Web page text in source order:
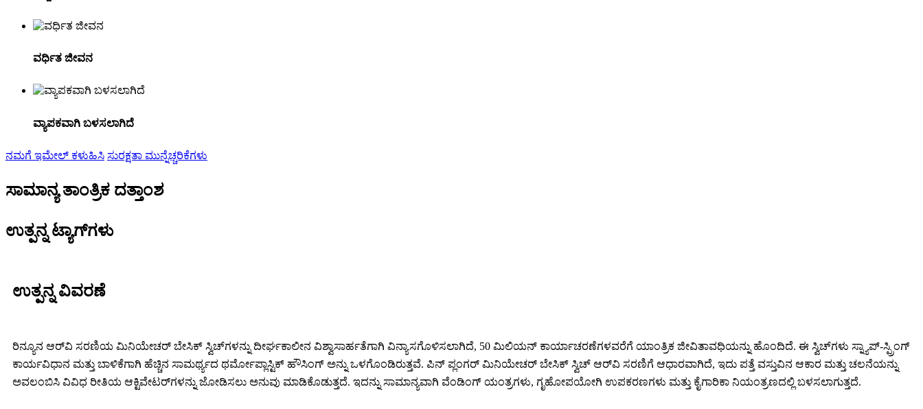
ವರ್ಧಿತ ಜೀವನ
ವ್ಯಾಪಕವಾಗಿ ಬಳಸಲಾಗಿದೆ
ನಮಗೆ ಇಮೇಲ್ ಕಳುಹಿಸಿ ಸುರಕ್ಷತಾ ಮುನ್ನೆಚ್ಚರಿಕೆಗಳು
ಸಾಮಾನ್ಯ ತಾಂತ್ರಿಕ ದತ್ತಾಂಶ
ಉತ್ಪನ್ನ ಟ್ಯಾಗ್‌ಗಳು
ಉತ್ಪನ್ನ ವಿವರಣೆ
ರಿನ್ಯೂನ ಆರ್‌ವಿ ಸರಣಿಯ ಮಿನಿಯೇಚರ್ ಬೇಸಿಕ್ ಸ್ವಿಚ್‌ಗಳನ್ನು ದೀರ್ಘಕಾಲೀನ ವಿಶ್ವಾಸಾರ್ಹತೆಗಾಗಿ ವಿನ್ಯಾಸಗೊಳಿಸಲಾಗಿದೆ, 50 ಮಿಲಿಯನ್ ಕಾರ್ಯಾಚರಣೆಗಳವರೆಗೆ ಯಾಂತ್ರಿಕ ಜೀವಿತಾವಧಿಯನ್ನು ಹೊಂದಿದೆ. ಈ ಸ್ವಿಚ್‌ಗಳು ಸ್ನ್ಯಾಪ್-ಸ್ಪ್ರಿಂಗ್
ಕಾರ್ಯವಿಧಾನ ಮತ್ತು ಬಾಳಿಕೆಗಾಗಿ ಹೆಚ್ಚಿನ ಸಾಮರ್ಥ್ಯದ ಥರ್ಮೋಪ್ಲಾಸ್ಟಿಕ್ ಹೌಸಿಂಗ್ ಅನ್ನು ಒಳಗೊಂಡಿರುತ್ತವೆ. ಪಿನ್ ಪ್ಲಂಗರ್ ಮಿನಿಯೇಚರ್ ಬೇಸಿಕ್ ಸ್ವಿಚ್ ಆರ್‌ವಿ ಸರಣಿಗೆ ಆಧಾರವಾಗಿದೆ, ಇದು ಪತ್ತೆ ವಸ್ತುವಿನ ಆಕಾರ ಮತ್ತು ಚಲನೆಯನ್ನು
ಅವಲಂಬಿಸಿ ವಿವಿಧ ರೀತಿಯ ಆಕ್ಟಿವೇಟರ್‌ಗಳನ್ನು ಜೋಡಿಸಲು ಅನುವು ಮಾಡಿಕೊಡುತ್ತದೆ. ಇದನ್ನು ಸಾಮಾನ್ಯವಾಗಿ ವೆಂಡಿಂಗ್ ಯಂತ್ರಗಳು, ಗೃಹೋಪಯೋಗಿ ಉಪಕರಣಗಳು ಮತ್ತು ಕೈಗಾರಿಕಾ ನಿಯಂತ್ರಣದಲ್ಲಿ ಬಳಸಲಾಗುತ್ತದೆ.